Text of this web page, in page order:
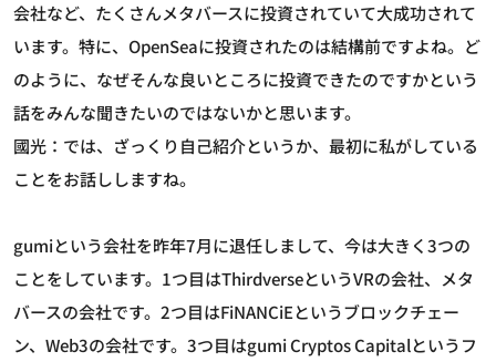
会社など、たくさんメタバースに投資されていて大成功されて
います。特に、OpenSeaに投資されたのは結構前ですよね。ど
のように、なぜそんな良いところに投資できたのですかという
話をみんな聞きたいのではないかと思います。
國光：では、ざっくり自己紹介というか、最初に私がしている
ことをお話ししますね。
gumiという会社を昨年7月に退任しまして、今は大きく3つの
ことをしています。1つ目はThirdverseというVRの会社、メタ
バースの会社です。2つ目はFiNANCiEというブロックチェー
ン、Web3の会社です。3つ目はgumi Cryptos Capitalというフ